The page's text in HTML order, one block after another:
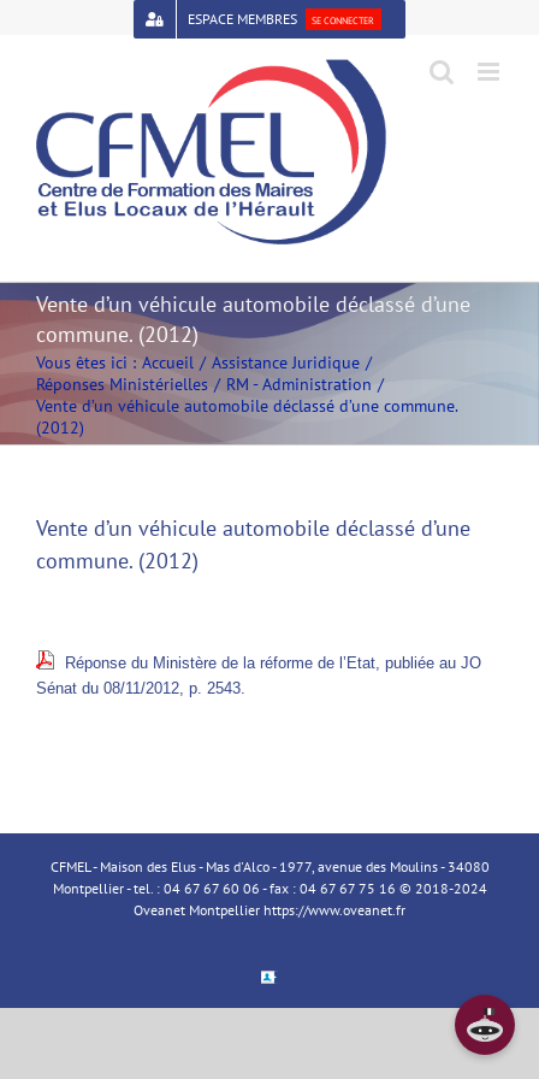
Open toolbar
ESPACE MEMBRES SE CONNECTER
Vente d’un véhicule automobile déclassé d’une
commune. (2012)
Vous êtes ici : Accueil
Assistance Juridique
Réponses Ministérielles
RM - Administration
Vente d’un véhicule automobile déclassé d’une commune.
(2012)
Vente d’un véhicule automobile déclassé d’une
commune. (2012)
Réponse du Ministère de la réforme de l’Etat, publiée au JO
Sénat du 08/11/2012, p. 2543.
CFMEL - Maison des Elus - Mas d'Alco - 1977, avenue des Moulins - 34080
Montpellier - tel. : 04 67 67 60 06 - fax : 04 67 67 75 16 © 2018-2024
Oveanet Montpellier https://www.oveanet.fr
Espace